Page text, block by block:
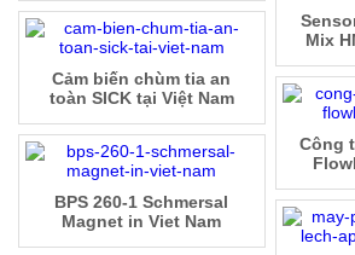
Mix
Cảm biến chùm tia an
toàn SICK tại Việt Nam
Công
BPS 260-1 Schmersal
Magnet in Viet Nam